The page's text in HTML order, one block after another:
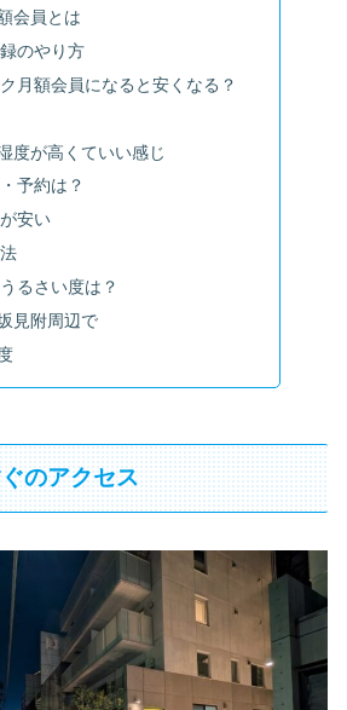
会員とは
のやり方
月額会員になると安くなる？
度が高くていい感じ
予約は？
安い
るさい度は？
見附周辺で
のアクセス